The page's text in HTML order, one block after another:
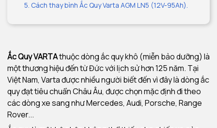
5. Cách thay bình Ắc Quy Varta AGM LN5 (12V-95Ah).
Ắc Quy VARTAthuộc dòng ắc quy khô (miễn bảo dưỡng) là
một thương hiệu đến từ Đức với lịch sử hơn 125 năm. Tại
Việt Nam, Varta được nhiều người biết đến vì đây là dòng ắc
quy đạt tiêu chuẩn Châu Âu, được chọn mặc định đi theo
các dòng xe sang như Mercedes, Audi, Porsche, Range
Rover...